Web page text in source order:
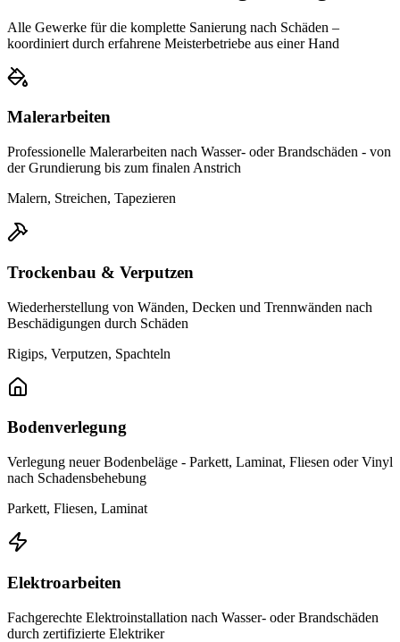
Alle Gewerke für die komplette Sanierung nach Schäden –
koordiniert durch erfahrene Meisterbetriebe aus einer Hand
Malerarbeiten
Professionelle Malerarbeiten nach Wasser- oder Brandschäden - von
der Grundierung bis zum finalen Anstrich
Malern, Streichen, Tapezieren
Trockenbau & Verputzen
Wiederherstellung von Wänden, Decken und Trennwänden nach
Beschädigungen durch Schäden
Rigips, Verputzen, Spachteln
Bodenverlegung
Verlegung neuer Bodenbeläge - Parkett, Laminat, Fliesen oder Vinyl
nach Schadensbehebung
Parkett, Fliesen, Laminat
Elektroarbeiten
Fachgerechte Elektroinstallation nach Wasser- oder Brandschäden
durch zertifizierte Elektriker